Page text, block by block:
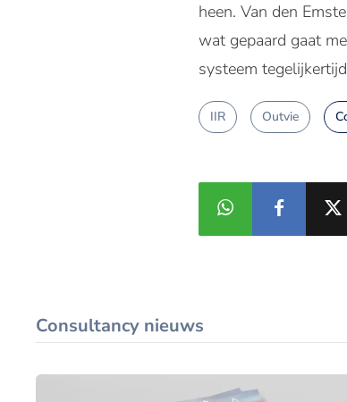
heen. Van den
wat gepaard gaat
systeem
IIR Outvie
Consultancy nieuws